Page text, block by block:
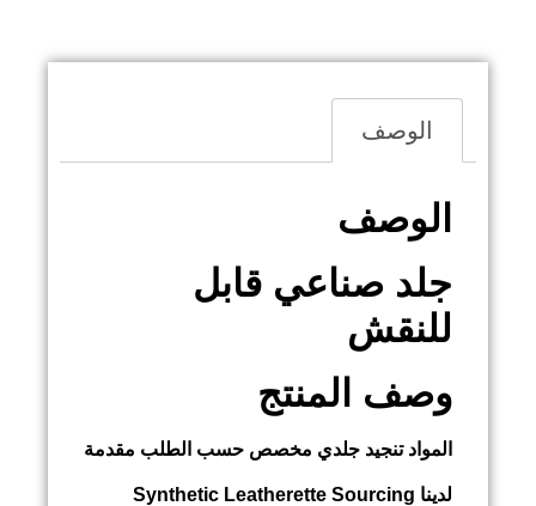
الوصف
الوصف
جلد صناعي قابل
للنقش
وصف المنتج
الموادتنجيد جلدي مخصص حسب الطلب مقدمة
لدينا Synthetic Leatherette Sourcing